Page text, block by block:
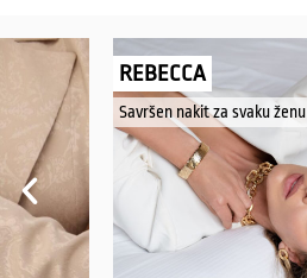
REBECCA
Savršen nakit za svaku ženu